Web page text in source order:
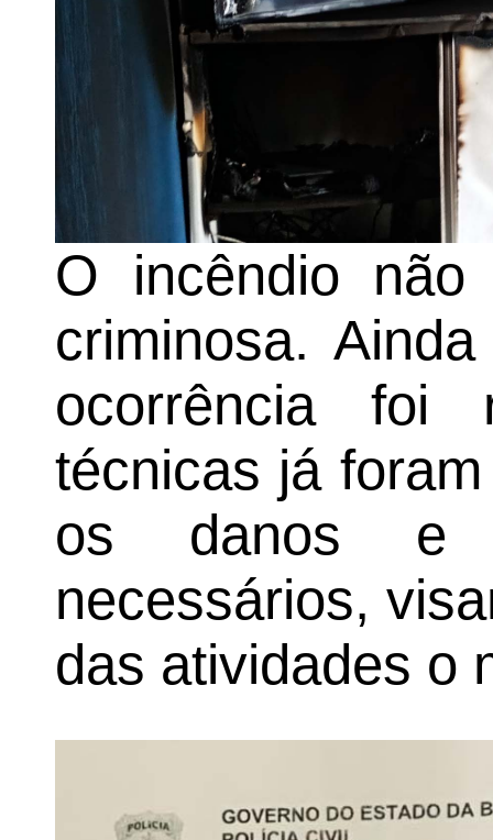
O incêndio
criminosa.
ocorrência foi
técnicas já
os danos e
necessários,
das atividades o